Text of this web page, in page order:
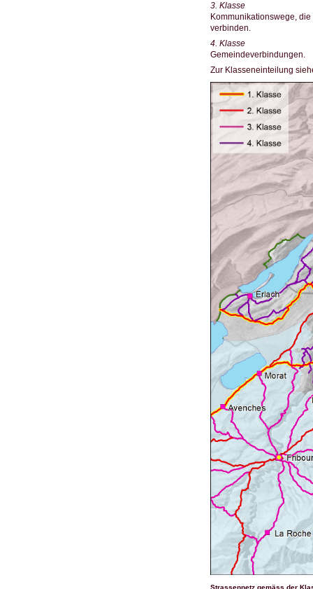
3. Klasse
Kommunikationswege,
verbinden.
4. Klasse
Gemeindeverbindungen.
Zur Klasseneinteilung
Strassennetz gemäss der